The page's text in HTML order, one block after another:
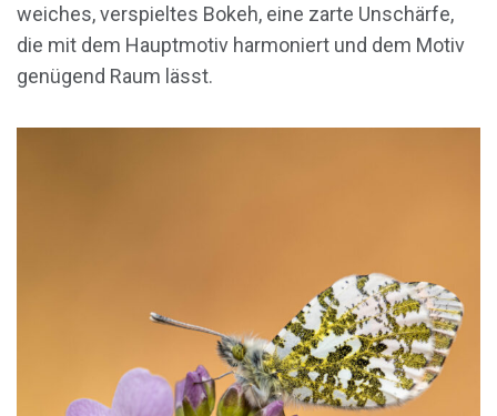
weiches, verspieltes Bokeh, eine zarte Unschärfe,
die mit dem Hauptmotiv harmoniert und dem Motiv
genügend Raum lässt.